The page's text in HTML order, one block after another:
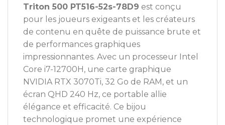
Triton 500 PT516-52s-78D9 est conçu
pour les joueurs exigeants et les créateurs
de contenu en quête de puissance brute et
de performances graphiques
impressionnantes. Avec un processeur Intel
Core i7-12700H, une carte graphique
NVIDIA RTX 3070Ti, 32 Go de RAM, et un
écran QHD 240 Hz, ce portable allie
élégance et efficacité. Ce bijou
technologique promet une expérience